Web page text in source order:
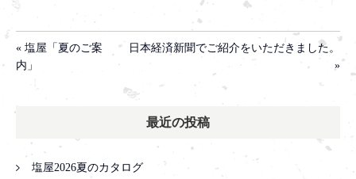
« 塩屋「夏のご案
内」
日本経済新聞でご紹介をいただきました。
»
最近の投稿
塩屋2026夏のカタログ